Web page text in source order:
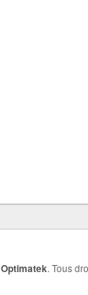
Optimatek. Tous